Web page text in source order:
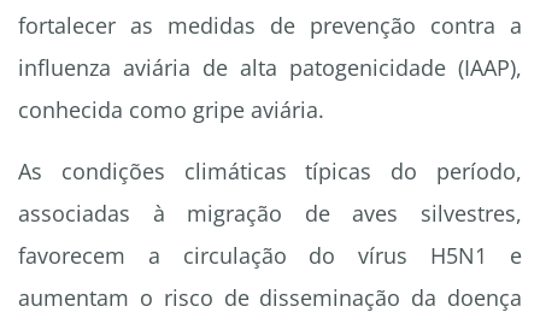
fortalecer as medidas de prevenção contra a
influenza aviária de alta patogenicidade (IAAP),
conhecida como gripe aviária.
As condições climáticas típicas do período,
associadas à migração de aves silvestres,
favorecem a circulação do vírus H5N1 e
aumentam o risco de disseminação da doença